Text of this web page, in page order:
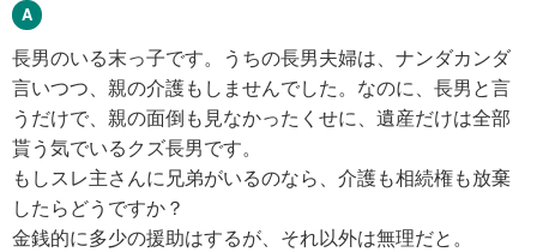
長男のいる末っ子です。うちの長男夫婦は、ナンダカンダ
言いつつ、親の介護もしませんでした。なのに、長男と言
うだけで、親の面倒も見なかったくせに、遺産だけは全部
貰う気でいるクズ長男です。
もしスレ主さんに兄弟がいるのなら、介護も相続権も放棄
したらどうですか？
金銭的に多少の援助はするが、それ以外は無理だと。